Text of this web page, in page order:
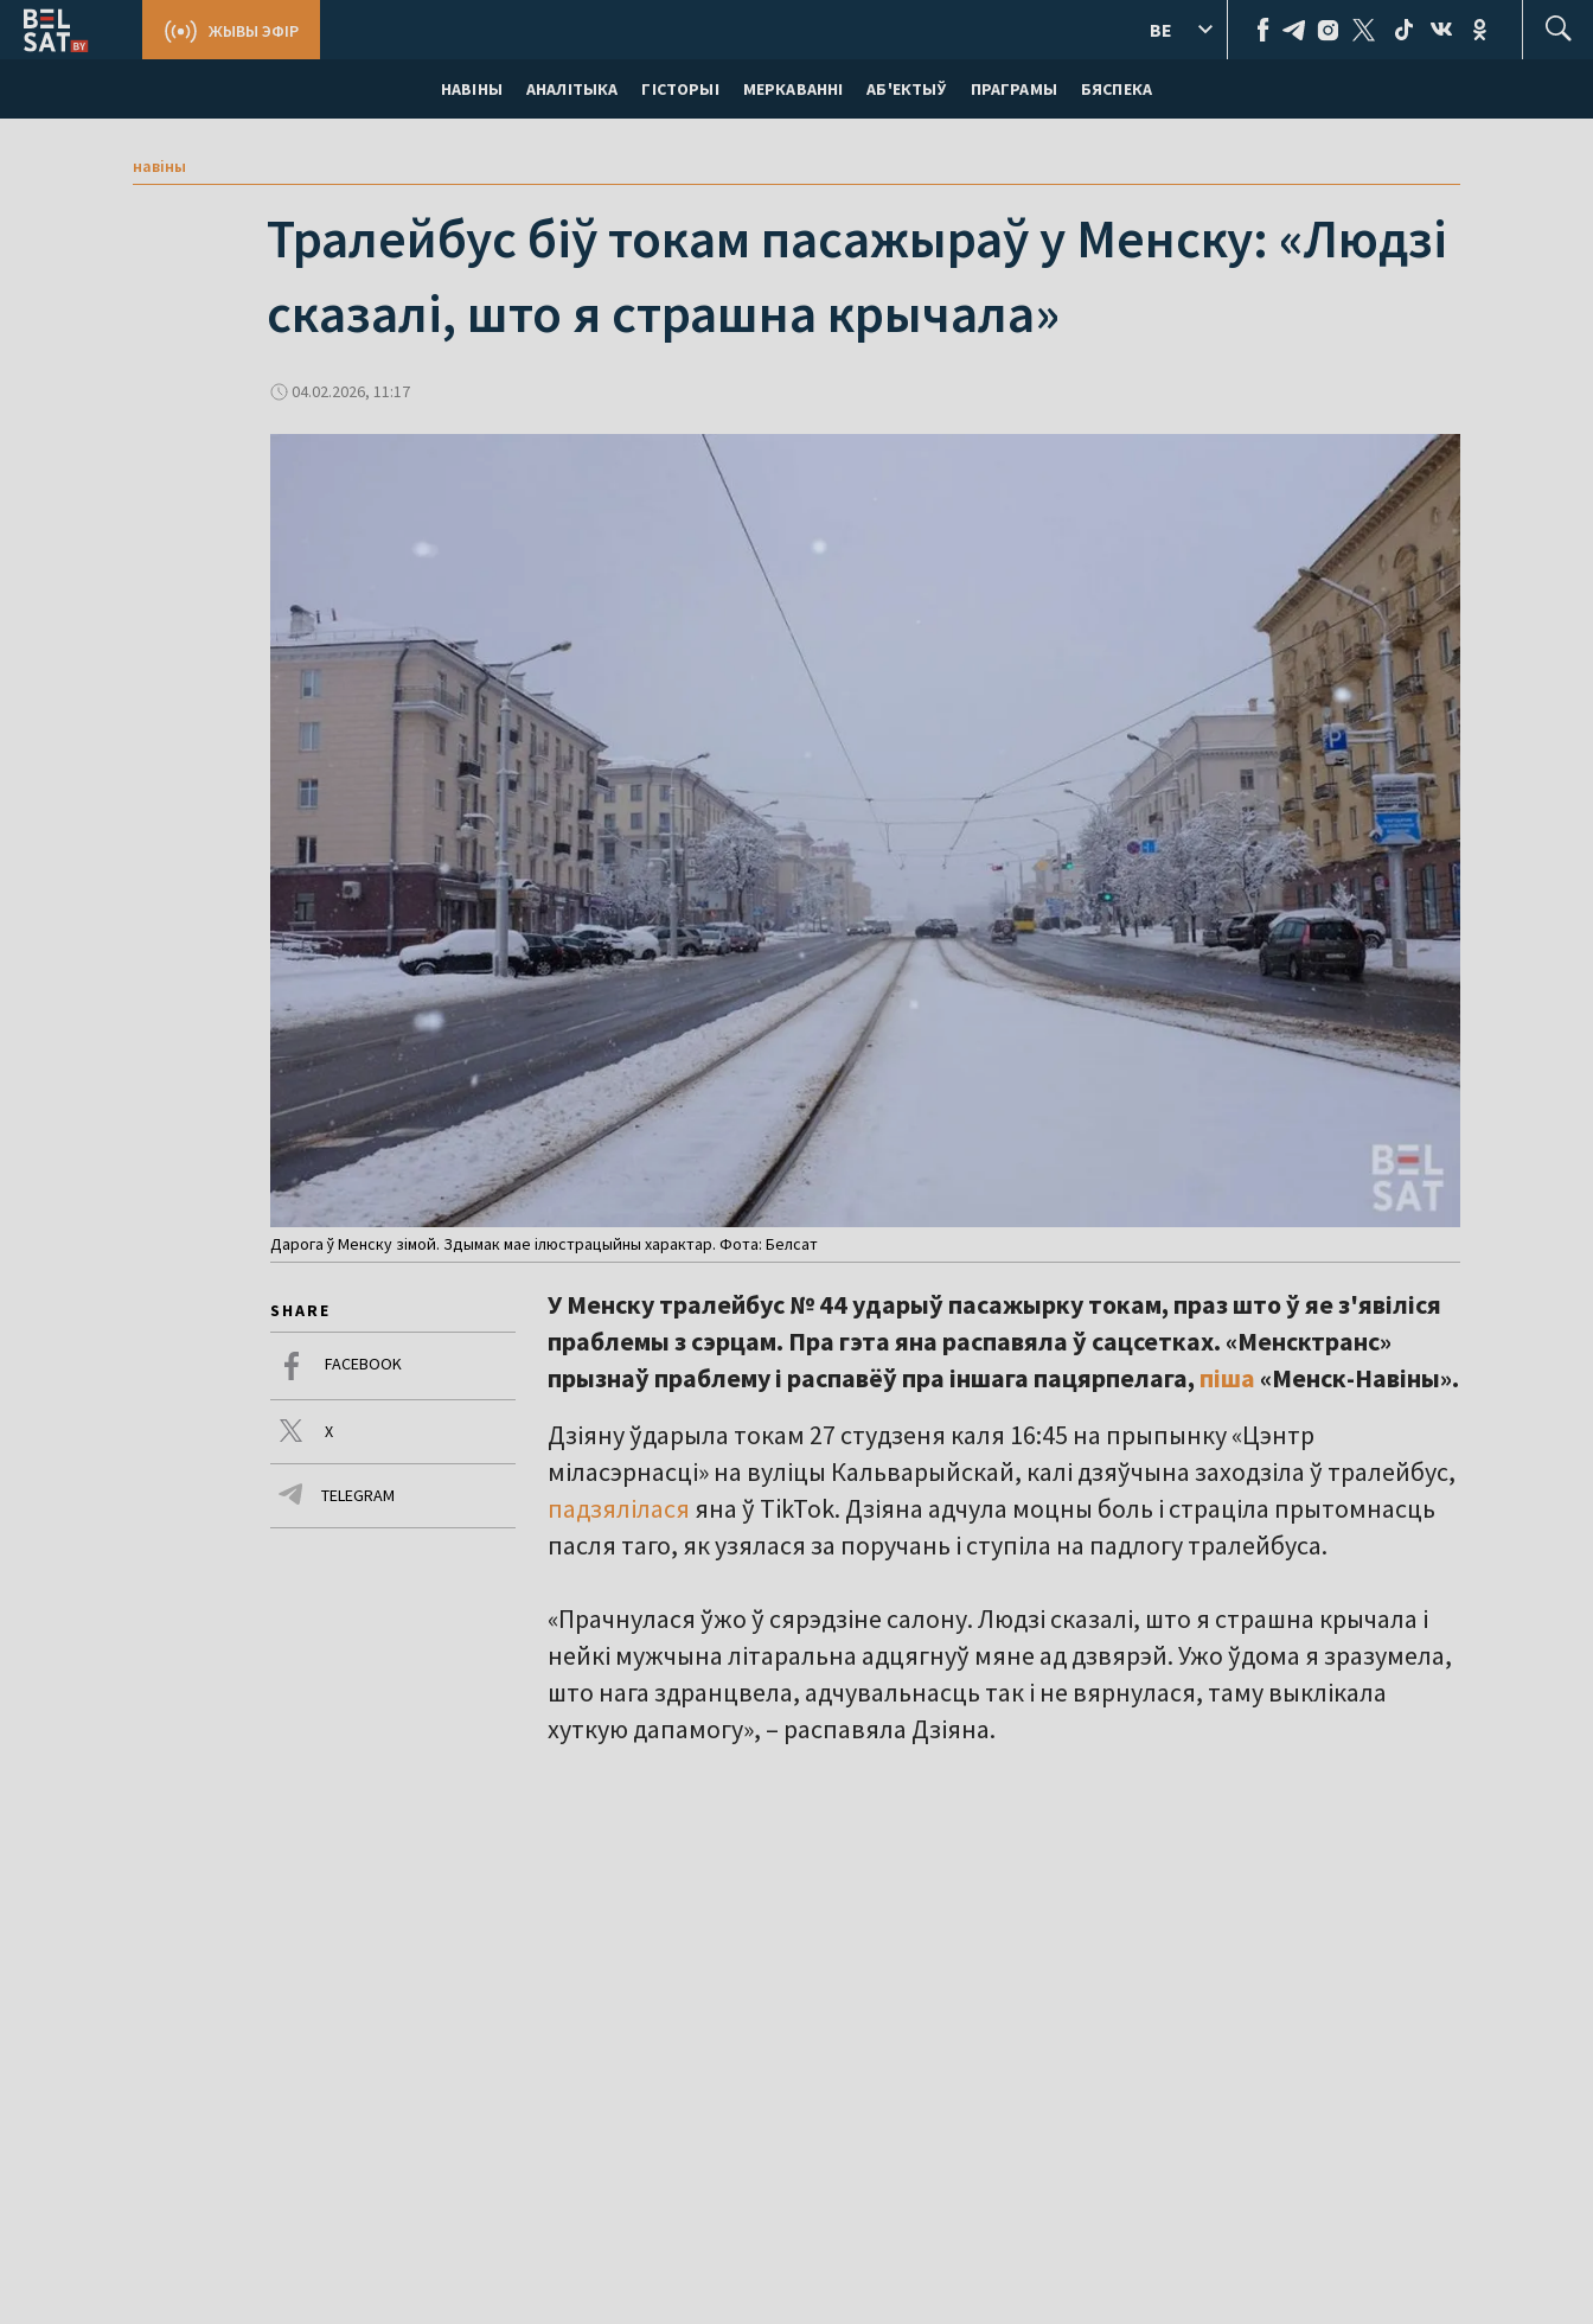
НАВІНЫ АНАЛІТЫКА ГІСТОРЫІ МЕРКАВАННI АБ'ЕКТЫЎ ПРАГРАМЫ БЯСПЕКА
ЖЫВЫ ЭФІР BE
навіны
Тралейбус біў токам пасажыраў у Менску: «Людзі
сказалі, што я страшна крычала»
04.02.2026, 11:17
Дарога ў Менску зімой. Здымак мае ілюстрацыйны характар. Фота: Белсат
SHARE
FACEBOOK
X
TELEGRAM
У Менску тралейбус № 44 ударыў пасажырку токам, праз што ў яе з'явіліся
праблемы з сэрцам. Пра гэта яна распавяла ў сацсетках. «Менсктранс»
прызнаў праблему і распавёў пра іншага пацярпелага, піша «Менск-Навіны».
Дзіяну ўдарыла токам 27 студзеня каля 16:45 на прыпынку «Цэнтр
міласэрнасці» на вуліцы Кальварыйскай, калі дзяўчына заходзіла ў тралейбус,
падзялілася яна ў TikTok. Дзіяна адчула моцны боль і страціла прытомнасць
пасля таго, як узялася за поручань і ступіла на падлогу тралейбуса.
«Прачнулася ўжо ў сярэдзіне салону. Людзі сказалі, што я страшна крычала і
нейкі мужчына літаральна адцягнуў мяне ад дзвярэй. Ужо ўдома я зразумела,
што нага здранцвела, адчувальнасць так і не вярнулася, таму выклікала
хуткую дапамогу», – распавяла Дзіяна.